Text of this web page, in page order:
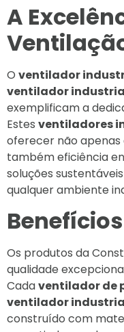
A
O ventilador
ventilador
exemplificam a
Estes ventiladores
oferecer não apenas
também eficiência
soluções
qualquer ambiente
Os produtos da
qualidade
Cadaventilador de
ventilador
construído com